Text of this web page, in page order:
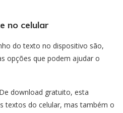
no celular
do texto no dispositivo são,
opções que podem ajudar o
download gratuito, esta
textos do celular, mas também o